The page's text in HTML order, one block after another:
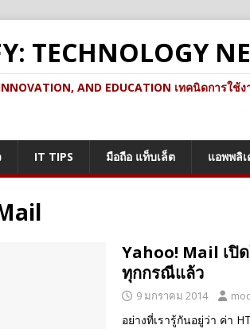
TECHNOLOGY
AND EDUCATION เทคนิดการใ
IT TIPS มือถือ แท็บเล็ต แอพพลิ
Yahoo! Mail เปิ
ทุกกรณีแล้ว
9 มกราคม 2014
อย่างที่เรารู้กันอยู่ว่า ค่า